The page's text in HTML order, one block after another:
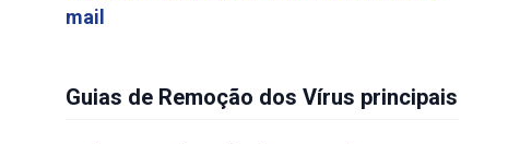
mail
Guias de Remoção dos Vírus principais